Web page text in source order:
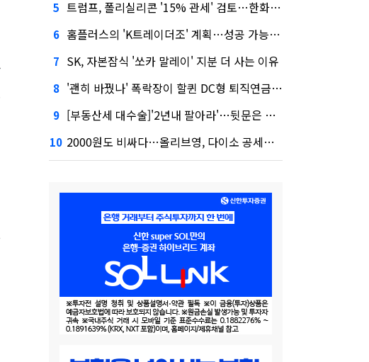
5 트럼프, 폴리실리콘 '15% 관세' 검토…한화큐셀·OCI 영향은?
6 홈플러스의 'K트레이더조' 계획…성공 가능성은 '글쎄'
7 SK, 자본잠식 '쏘카 말레이' 지분 더 사는 이유
8 '괜히 바꿨나' 폭락장이 할퀸 DC형 퇴직연금…전문가 조언은
9 [부동산세 대수술]'2년내 팔아라'…뒷문은 열었다
10 2000원도 비싸다…올리브영, 다이소 공세에 '가성비'로 맞불